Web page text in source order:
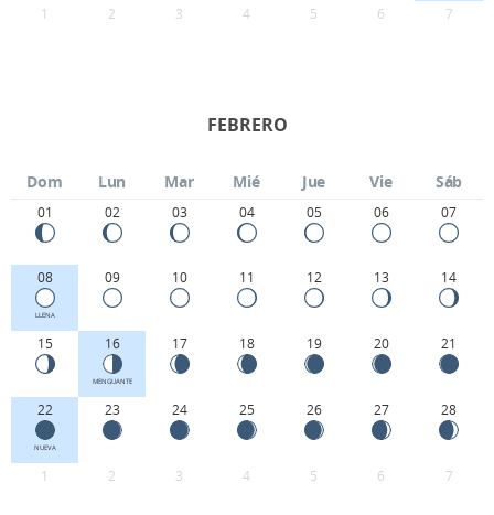
1 2 3 4 5 6 7
FEBRERO
Dom Lun Mar Mié Jue Vie Sáb
01 02 03 04 05 06 07
08
LLENA
09 10 11 12 13 14
15 16
MENGUANTE
17 18 19 20 21
22
NUEVA
23 24 25 26 27 28
1 2 3 4 5 6 7